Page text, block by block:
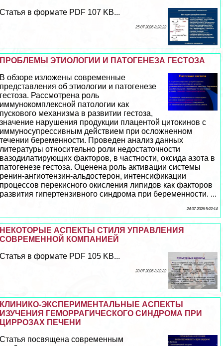
Статья в формате PDF 107 KB...
25 07 2026 8:23:22
ПРОБЛЕМЫ ЭТИОЛОГИИ И ПАТОГЕНЕЗА ГЕСТОЗА
В обзоре изложены современные
представления об этиологии и патогенезе
гестоза. Рассмотрена роль
иммунокомплексной патологии как
пускового механизма в развитии гестоза,
значение нарушения продукции плацентой цитокинов с
иммуносупрессивным действием при осложненном
течении беременности. Проведен анализ данных
литературы относительно роли недостаточности
вазодилатирующих факторов, в частности, оксида азота в
патогенезе гестоза. Оценена роль активации системы
ренин-ангиотензин-альдостерон, интенсификации
процессов перекисного окисления липидов как факторов
развития гипертензивного синдрома при беременности. ...
24 07 2026 5:22:14
НЕКОТОРЫЕ АСПЕКТЫ СТИЛЯ УПРАВЛЕНИЯ
СОВРЕМЕННОЙ КОМПАНИЕЙ
Статья в формате PDF 105 KB...
23 07 2026 3:32:32
КЛИНИКО-ЭКСПЕРИМЕНТАЛЬНЫЕ АСПЕКТЫ
ИЗУЧЕНИЯ ГЕМОРРАГИЧЕСКОГО СИНДРОМА ПРИ
ЦИРРОЗАХ ПЕЧЕНИ
Статья посвящена современным